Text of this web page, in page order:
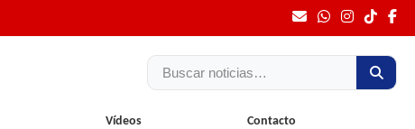
Buscar
Vídeos Contacto